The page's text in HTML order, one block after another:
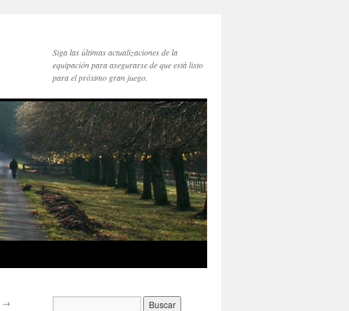
Siga las últimas actualizaciones de la
equipación para asegurarse de que está listo
para el próximo gran juego.
→